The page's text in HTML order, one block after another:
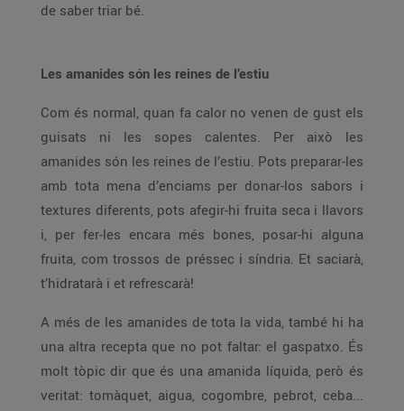
de saber triar bé.
Les amanides són les reines de l’estiu
Com és normal, quan fa calor no venen de gust els
guisats ni les sopes calentes. Per això les
amanides són les reines de l’estiu. Pots preparar-les
amb tota mena d’enciams per donar-los sabors i
textures diferents, pots afegir-hi fruita seca i llavors
i, per fer-les encara més bones, posar-hi alguna
fruita, com trossos de préssec i síndria. Et saciarà,
t’hidratarà i et refrescarà!
A més de les amanides de tota la vida, també hi ha
una altra recepta que no pot faltar: el gaspatxo. És
molt tòpic dir que és una amanida líquida, però és
veritat: tomàquet, aigua, cogombre, pebrot, ceba...